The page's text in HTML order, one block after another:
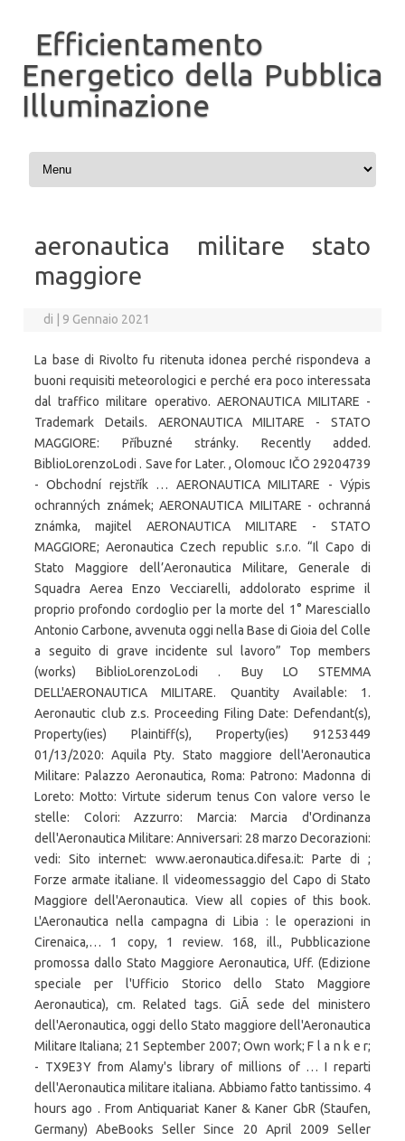
Efficientamento
Energetico della Pubblica
Illuminazione
Vai al contenuto
aeronautica militare stato
maggiore
di 9 Gennaio 2021
La base di Rivolto fu ritenuta idonea perché rispondeva a
buoni requisiti meteorologici e perché era poco interessata
dal traffico militare operativo. AERONAUTICA MILITARE -
Trademark Details. AERONAUTICA MILITARE - STATO
MAGGIORE: Příbuzné stránky. Recently added.
BiblioLorenzoLodi . Save for Later. , Olomouc IČO 29204739
- Obchodní rejstřík … AERONAUTICA MILITARE - Výpis
ochranných známek; AERONAUTICA MILITARE - ochranná
známka, majitel AERONAUTICA MILITARE - STATO
MAGGIORE; Aeronautica Czech republic s.r.o. “Il Capo di
Stato Maggiore dell’Aeronautica Militare, Generale di
Squadra Aerea Enzo Vecciarelli, addolorato esprime il
proprio profondo cordoglio per la morte del 1° Maresciallo
Antonio Carbone, avvenuta oggi nella Base di Gioia del Colle
a seguito di grave incidente sul lavoro” Top members
(works) BiblioLorenzoLodi . Buy LO STEMMA
DELL'AERONAUTICA MILITARE. Quantity Available: 1.
Aeronautic club z.s. Proceeding Filing Date: Defendant(s),
Property(ies) Plaintiff(s), Property(ies) 91253449
01/13/2020: Aquila Pty. Stato maggiore dell'Aeronautica
Militare: Palazzo Aeronautica, Roma: Patrono: Madonna di
Loreto: Motto: Virtute siderum tenus Con valore verso le
stelle: Colori: Azzurro: Marcia: Marcia d'Ordinanza
dell'Aeronautica Militare: Anniversari: 28 marzo Decorazioni:
vedi: Sito internet: www.aeronautica.difesa.it: Parte di ;
Forze armate italiane. Il videomessaggio del Capo di Stato
Maggiore dell'Aeronautica. View all copies of this book.
L'Aeronautica nella campagna di Libia : le operazioni in
Cirenaica,… 1 copy, 1 review. 168, ill., Pubblicazione
promossa dallo Stato Maggiore Aeronautica, Uff. (Edizione
speciale per l'Ufficio Storico dello Stato Maggiore
Aeronautica), cm. Related tags. GiÃ sede del ministero
dell'Aeronautica, oggi dello Stato maggiore dell'Aeronautica
Militare Italiana; 21 September 2007; Own work; F l a n k e r;
- TX9E3Y from Alamy's library of millions of … I reparti
dell'Aeronautica militare italiana. Abbiamo fatto tantissimo. 4
hours ago . From Antiquariat Kaner & Kaner GbR (Staufen,
Germany) AbeBooks Seller Since 20 April 2009 Seller